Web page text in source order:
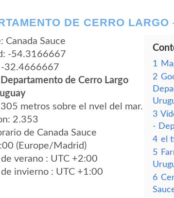
DE CERRO
Canada Sauce
-54.3166667
-32.4666667
Departamento de Cerro Largo
metros sobre el nvel del mar.
2.353
de Canada Sauce
(Europe/Madrid)
verano : UTC +2:00
invierno : UTC +1:00
1
2
3
-
4 el
5
6